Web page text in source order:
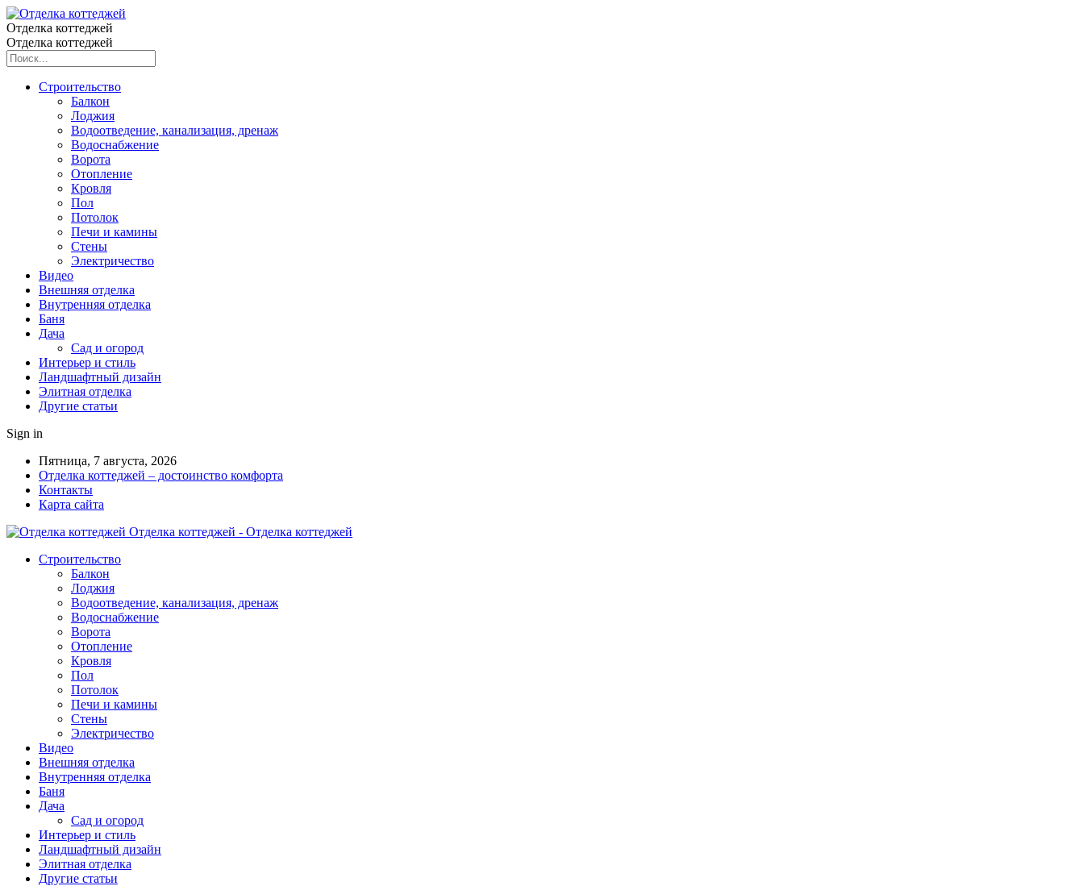
Отделка коттеджей
Отделка коттеджей
Строительство
Балкон
Лоджия
Водоотведение, канализация, дренаж
Водоснабжение
Ворота
Отопление
Кровля
Пол
Потолок
Печи и камины
Стены
Электричество
Видео
Внешняя отделка
Внутренняя отделка
Баня
Дача
Сад и огород
Интерьер и стиль
Ландшафтный дизайн
Элитная отделка
Другие статьи
Sign in
Пятница, 7 августа, 2026
Отделка коттеджей – достоинство комфорта
Контакты
Карта сайта
Отделка коттеджей - Отделка коттеджей
Строительство
Балкон
Лоджия
Водоотведение, канализация, дренаж
Водоснабжение
Ворота
Отопление
Кровля
Пол
Потолок
Печи и камины
Стены
Электричество
Видео
Внешняя отделка
Внутренняя отделка
Баня
Дача
Сад и огород
Интерьер и стиль
Ландшафтный дизайн
Элитная отделка
Другие статьи